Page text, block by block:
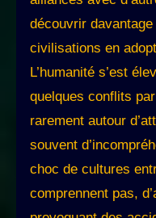
découvrir
civilisations en
L’humanité s’est
quelques conflits
rarement autour
souvent
choc de cultures
comprennent pas,